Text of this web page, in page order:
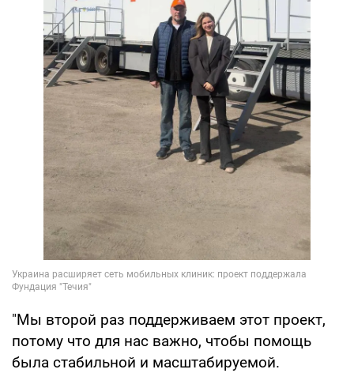
"Мы второй раз поддерживаем этот проект,
потому что для нас важно, чтобы помощь
была стабильной и масштабируемой.